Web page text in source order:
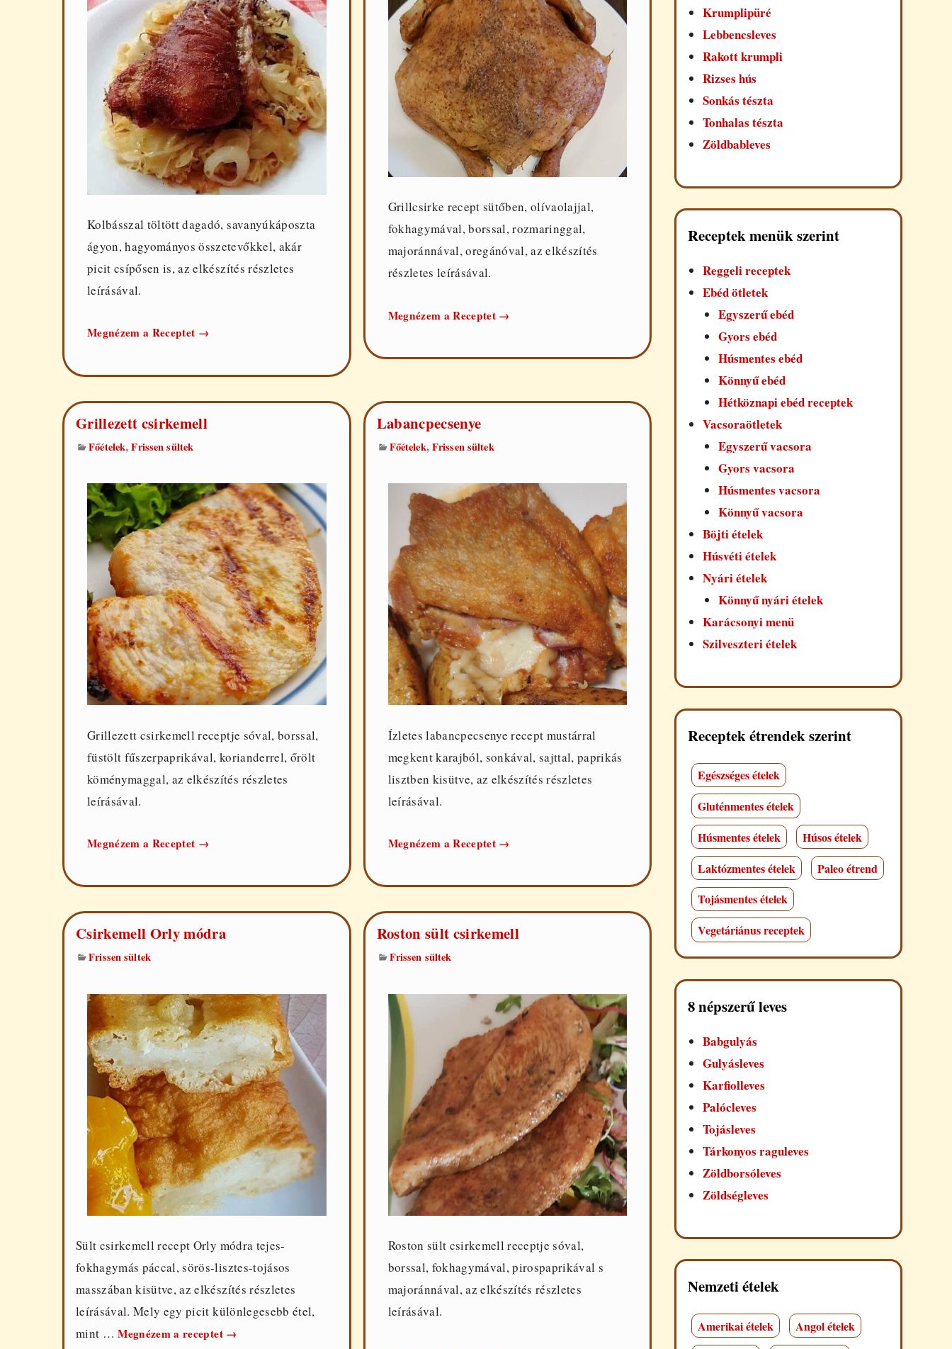
Kolbásszal töltött dagadó, savanyúkáposzta
ágyon, hagyományos összetevőkkel, akár
picit csípősen is, az elkészítés részletes
leírásával.
Megnézem a Receptet Kolbásszal
→
Grillcsirke recept sütőben, olívaolajjal,
fokhagymával, borssal, rozmaringgal,
majoránnával, oregánóval, az elkészítés
részletes leírásával.
Megnézem a Receptet Grillcsirke
→
Grillezett csirkemell
Főételek,Frissen sültek
Grillezett csirkemell receptje sóval, borssal,
füstölt fűszerpaprikával, korianderrel, őrölt
köménymaggal, az elkészítés részletes
leírásával.
Megnézem a Receptet Grillezett
→
Labancpecsenye
Főételek,Frissen sültek
Ízletes labancpecsenye recept mustárral
megkent karajból, sonkával, sajttal, paprikás
lisztben kisütve, az elkészítés részletes
leírásával.
Megnézem a Receptet Labancpecsenye
→
Csirkemell Orly módra
Frissen sültek
Sült csirkemell recept Orly módra tejes-
fokhagymás páccal, sörös-lisztes-tojásos
masszában kisütve, az elkészítés részletes
leírásával. Mely egy picit különlegesebb étel,
mint …Megnézem a receptet Csirkemell
→
Roston sült csirkemell
Frissen sültek
Roston sült csirkemell receptje sóval,
borssal, fokhagymával, pirospaprikával s
majoránnával, az elkészítés részletes
leírásával.
Krumplipüré
Lebbencsleves
Rakott krumpli
Rizses hús
Sonkás tészta
Tonhalas tészta
Zöldbableves
Receptek menük szerint
Reggeli receptek
Ebéd ötletek
Egyszerű ebéd
Gyors ebéd
Húsmentes ebéd
Könnyű ebéd
Hétköznapi ebéd receptek
Vacsoraötletek
Egyszerű vacsora
Gyors vacsora
Húsmentes vacsora
Könnyű vacsora
Böjti ételek
Húsvéti ételek
Nyári ételek
Könnyű nyári ételek
Karácsonyi menü
Szilveszteri ételek
Receptek étrendek szerint
Egészséges ételek
Gluténmentes ételek
Húsmentes ételek
Húsos ételek
Laktózmentes ételek
Paleo étrend
Tojásmentes ételek
Vegetáriánus receptek
8 népszerű leves
Babgulyás
Gulyásleves
Karfiolleves
Palócleves
Tojásleves
Tárkonyos raguleves
Zöldborsóleves
Zöldségleves
Nemzeti ételek
Amerikai ételek
Angol ételek